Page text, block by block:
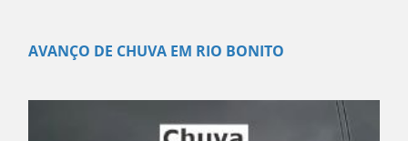
AVANÇO DE CHUVA EM RIO BONITO